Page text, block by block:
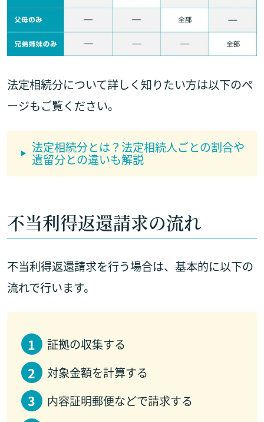
法定相続分について詳しく知りたい方は以下のペ
ージもご覧ください。
法定相続分とは？法定相続人ごとの割合や
遺留分との違いも解説
不当利得返還請求の流れ
不当利得返還請求を行う場合は、基本的に以下の
流れで行います。
証拠の収集する
対象金額を計算する
内容証明郵便などで請求する